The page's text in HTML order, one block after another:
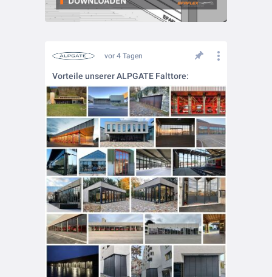
vor 4 Tagen
Vorteile unserer ALPGATE Falttore: